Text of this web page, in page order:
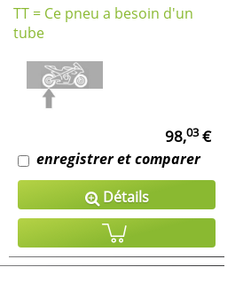
TT = Ce pneu a besoin d'un
tube
98,03€
enregistrer et comparer
Détails